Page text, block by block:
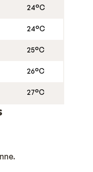
24°C
24°C
25°C
26°C
27°C